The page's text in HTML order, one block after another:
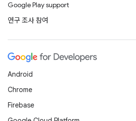
Google Play support
연구 조사 참여
Android
Chrome
Firebase